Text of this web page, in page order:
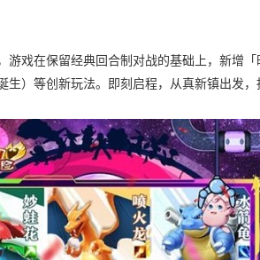
戏在保留经典回合制对战的基础上，新增「
生）等创新玩法。即刻启程，从真新镇出发，